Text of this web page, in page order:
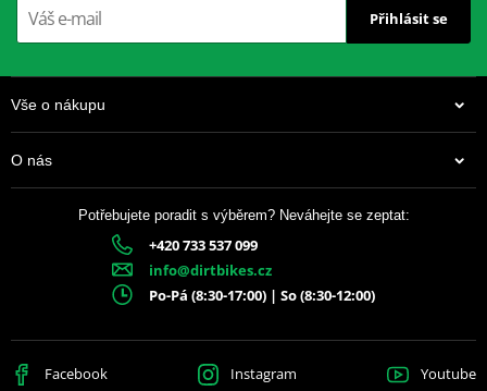
Přihlásit se
Vše o nákupu
O nás
Potřebujete poradit s výběrem? Neváhejte se zeptat:
+420 733 537 099
info@dirtbikes.cz
Po-Pá (8:30-17:00) | So (8:30-12:00)
Facebook Instagram Youtube